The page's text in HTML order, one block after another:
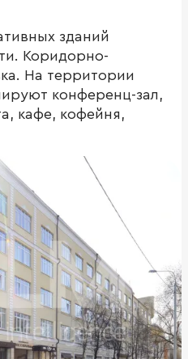
зданий
Коридорно-
На территории
конференц-зал,
кафе, кофейня,